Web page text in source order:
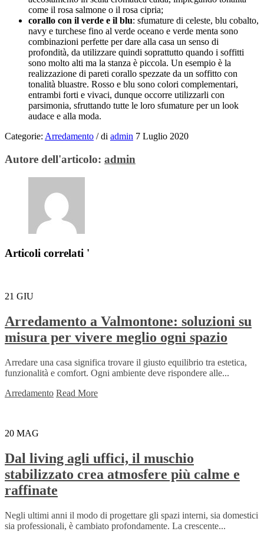
come il rosa salmone o il rosa cipria;
corallo con il verde e il blu: sfumature di celeste, blu cobalto,
navy e turchese fino al verde oceano e verde menta sono
combinazioni perfette per dare alla casa un senso di
profondità, da utilizzare quindi soprattutto quando i soffitti
sono molto alti ma la stanza è piccola. Un esempio è la
realizzazione di pareti corallo spezzate da un soffitto con
tonalità bluastre. Rosso e blu sono colori complementari,
entrambi forti e vivaci, dunque occorre utilizzarli con
parsimonia, sfruttando tutte le loro sfumature per un look
audace e alla moda.
Categorie: Arredamento /di admin 7 Luglio 2020
Autore dell'articolo: admin
Articoli correlati '
21 GIU
Arredamento a Valmontone: soluzioni su
misura per vivere meglio ogni spazio
Arredare una casa significa trovare il giusto equilibrio tra estetica,
funzionalità e comfort. Ogni ambiente deve rispondere alle...
Arredamento Read More
20 MAG
Dal living agli uffici, il muschio
stabilizzato crea atmosfere più calme e
raffinate
Negli ultimi anni il modo di progettare gli spazi interni, sia domestici
sia professionali, è cambiato profondamente. La crescente...